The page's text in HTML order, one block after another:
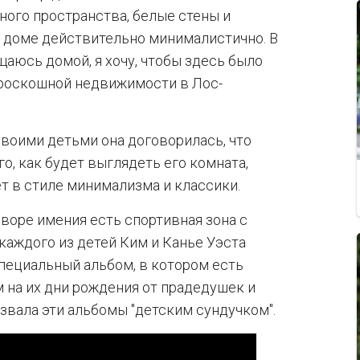
пространства, белые стены и
действительно минималистично. В
домой, я хочу, чтобы здесь было
недвижимости в Лос-
детьми она договорилась, что
как будет выглядеть его комната,
в стиле минимализма и классики.
имения есть спортивная зона с
из детей Ким и Канье Уэста
альбом, в котором есть
их дни рождения от прадедушек и
эти альбомы "детским сундучком".